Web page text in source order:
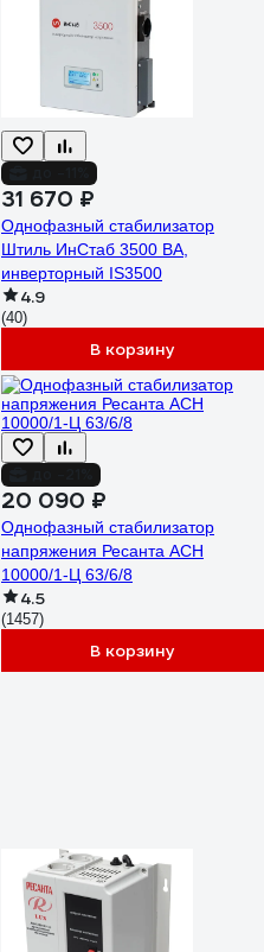
31 670 ₽
Однофазный стабилизатор
Штиль ИнСтаб 3500 ВА,
инверторный IS3500
4.9
(40)
В корзину
20 090 ₽
Однофазный стабилизатор
напряжения Ресанта АСН
10000/1-Ц 63/6/8
4.5
(1457)
В корзину